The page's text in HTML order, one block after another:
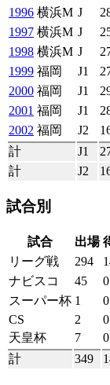
1996 横浜M J
1997 横浜M J
1998 横浜M J
1999 福岡 J1
2000 福岡 J1
2001 福岡 J1
2002 福岡 J2
計
J1
計
J2
試合別
試合 出場
リーグ戦
294
ナビスコ
45 0
スーパー杯 1 0
CS
2 0
天皇杯
7 0
計
349